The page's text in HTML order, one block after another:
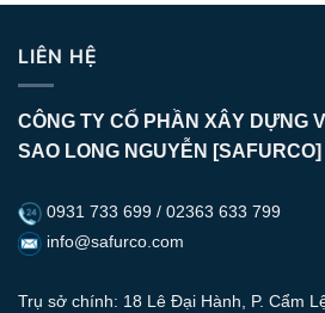
LIÊN HỆ
CÔNG TY CỔ PHẦN XÂY DỰNG
SAO LONG NGUYỄN [SAFURCO]
0931 733 699 / 02363 633 799
info@safurco.com
Trụ sở chính: 18 Lê Đại Hành, P. Cẩm